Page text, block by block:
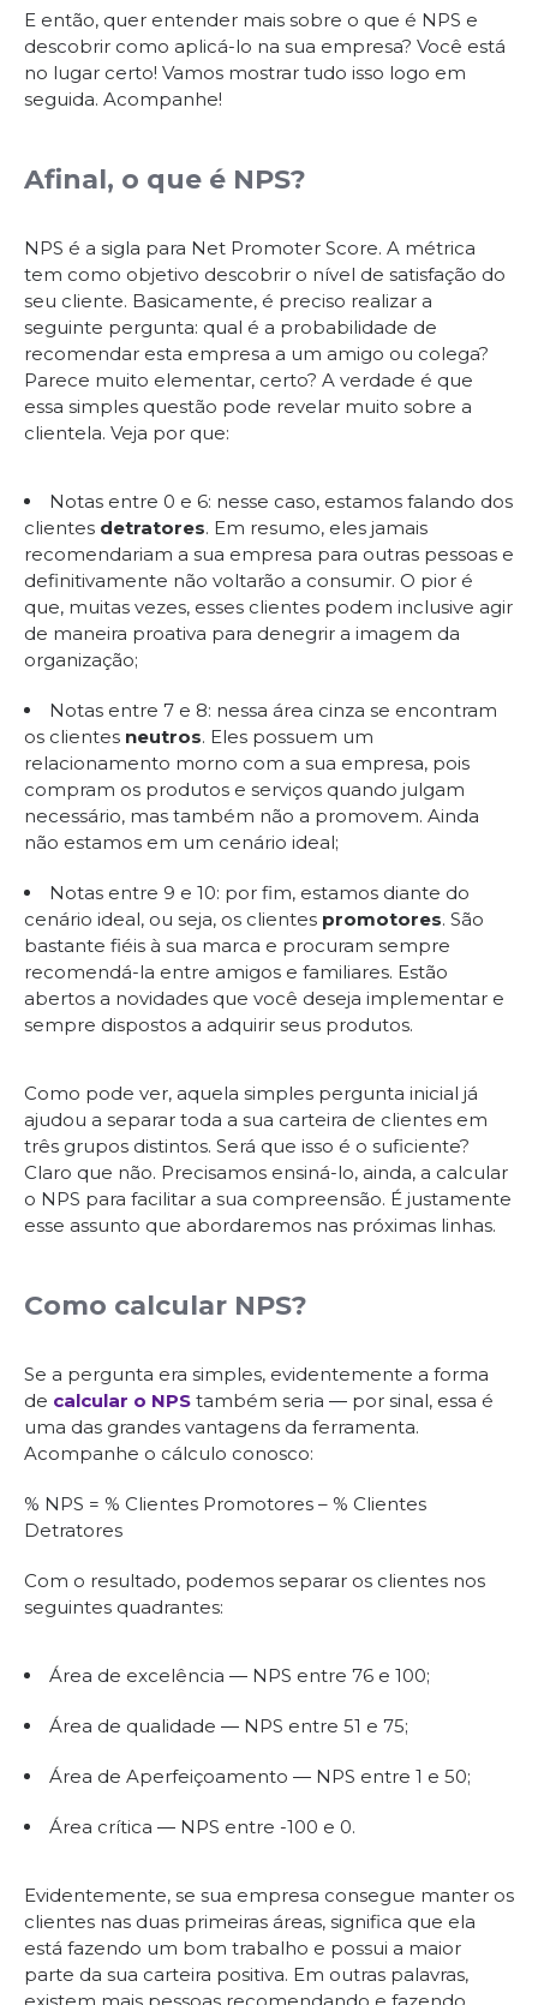
E então, quer entender mais sobre o que é NPS e
descobrir como aplicá-lo na sua empresa? Você está
no lugar certo! Vamos mostrar tudo isso logo em
seguida. Acompanhe!
Afinal, o que é NPS?
NPS é a sigla para Net Promoter Score. A métrica
tem como objetivo descobrir o nível de satisfação do
seu cliente. Basicamente, é preciso realizar a
seguinte pergunta: qual é a probabilidade de
recomendar esta empresa a um amigo ou colega?
Parece muito elementar, certo? A verdade é que
essa simples questão pode revelar muito sobre a
clientela. Veja por que:
Notas entre 0 e 6: nesse caso, estamos falando dos
clientes detratores. Em resumo, eles jamais
recomendariam a sua empresa para outras pessoas e
definitivamente não voltarão a consumir. O pior é
que, muitas vezes, esses clientes podem inclusive agir
de maneira proativa para denegrir a imagem da
organização;
Notas entre 7 e 8: nessa área cinza se encontram
os clientes neutros. Eles possuem um
relacionamento morno com a sua empresa, pois
compram os produtos e serviços quando julgam
necessário, mas também não a promovem. Ainda
não estamos em um cenário ideal;
Notas entre 9 e 10: por fim, estamos diante do
cenário ideal, ou seja, os clientes promotores. São
bastante fiéis à sua marca e procuram sempre
recomendá-la entre amigos e familiares. Estão
abertos a novidades que você deseja implementar e
sempre dispostos a adquirir seus produtos.
Como pode ver, aquela simples pergunta inicial já
ajudou a separar toda a sua carteira de clientes em
três grupos distintos. Será que isso é o suficiente?
Claro que não. Precisamos ensiná-lo, ainda, a calcular
o NPS para facilitar a sua compreensão. É justamente
esse assunto que abordaremos nas próximas linhas.
Como calcular NPS?
Se a pergunta era simples, evidentemente a forma
de calcular o NPS também seria ― por sinal, essa é
uma das grandes vantagens da ferramenta.
Acompanhe o cálculo conosco:
% NPS = % Clientes Promotores – % Clientes
Detratores
Com o resultado, podemos separar os clientes nos
seguintes quadrantes:
Área de excelência ― NPS entre 76 e 100;
Área de qualidade ― NPS entre 51 e 75;
Área de Aperfeiçoamento ― NPS entre 1 e 50;
Área crítica ― NPS entre -100 e 0.
Evidentemente, se sua empresa consegue manter os
clientes nas duas primeiras áreas, significa que ela
está fazendo um bom trabalho e possui a maior
parte da sua carteira positiva. Em outras palavras,